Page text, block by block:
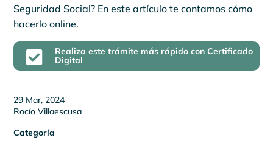
Seguridad Social? En este artículo te contamos cómo
hacerlo online.

Realiza este trámite más rápido con Certificado
Digital
29 Mar, 2024
Rocío Villaescusa
Categoría